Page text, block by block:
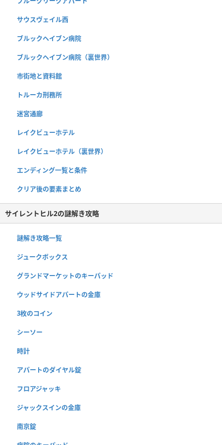
サウスヴェイル西
ブルックヘイブン病院
ブルックヘイブン病院（裏世界）
市街地と資料館
トルーカ刑務所
迷宮通廊
レイクビューホテル
レイクビューホテル（裏世界）
エンディング一覧と条件
クリア後の要素まとめ
サイレントヒル2の謎解き攻略
謎解き攻略一覧
ジュークボックス
グランドマーケットのキーパッド
ウッドサイドアパートの金庫
3枚のコイン
シーソー
時計
アパートのダイヤル錠
フロアジャッキ
ジャックスインの金庫
南京錠